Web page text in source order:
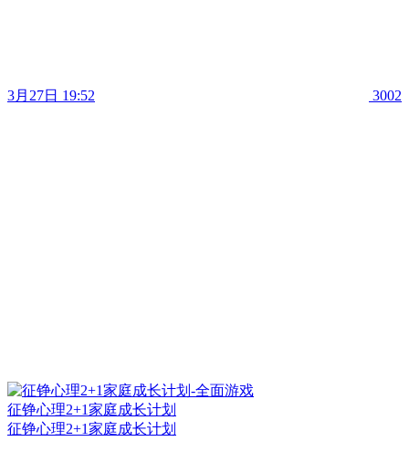
3月27日 19:52 3002
征铮心理2+1家庭成长计划
征铮心理2+1家庭成长计划